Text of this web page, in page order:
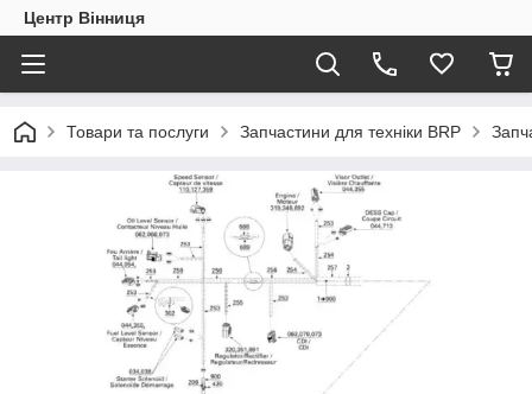
Центр Вінниця
Товари та послуги Запчастини для техніки BRP